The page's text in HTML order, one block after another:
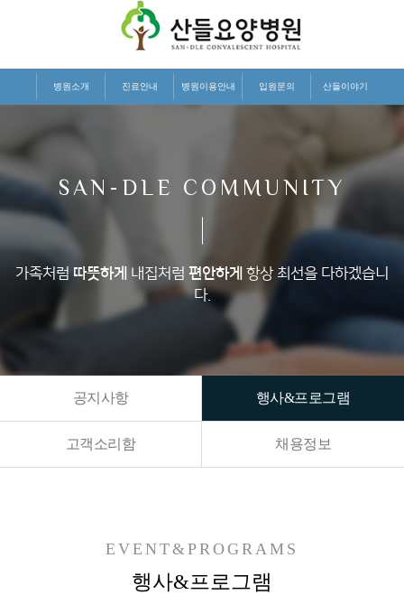
병원소개 진료안내 병원이용안내 입원문의 산들이야기
SAN-DLE COMMUNITY
가족처럼 따뜻하게 내집처럼 편안하게 항상 최선을 다하겠습니
다.
공지사항 행사&프로그램
고객소리함 채용정보
EVENT&PROGRAMS
행사&프로그램